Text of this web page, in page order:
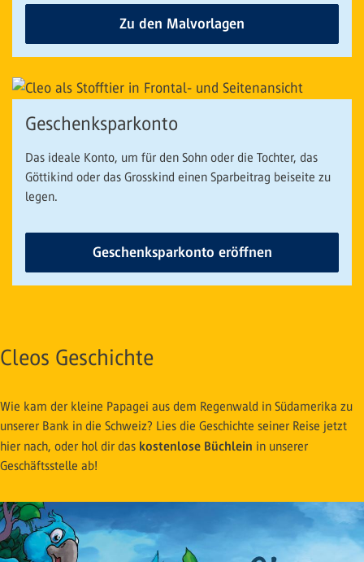
Zu den Malvorlagen
Geschenksparkonto
Das ideale Konto, um für den Sohn oder die Tochter, das
Göttikind oder das Grosskind einen Sparbeitrag beiseite zu
legen.
Geschenksparkonto eröffnen
Cleos Geschichte
Wie kam der kleine Papagei aus dem Regenwald in Südamerika zu
unserer Bank in die Schweiz? Lies die Geschichte seiner Reise jetzt
hier nach, oder hol dir das kostenlose Büchlein in unserer
Geschäftsstelle ab!